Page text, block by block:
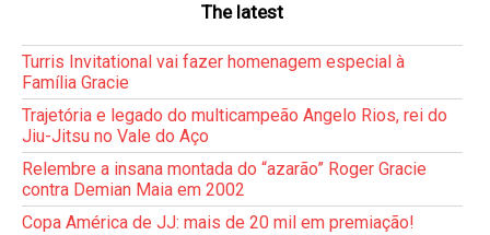
The latest
Turris Invitational vai fazer homenagem especial à
Família Gracie
Trajetória e legado do multicampeão Angelo Rios, rei do
Jiu-Jitsu no Vale do Aço
Relembre a insana montada do “azarão” Roger Gracie
contra Demian Maia em 2002
Copa América de JJ: mais de 20 mil em premiação!